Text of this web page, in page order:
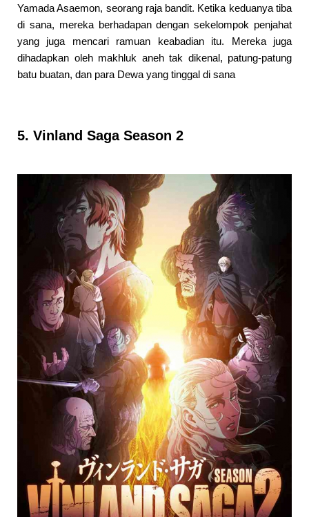
Yamada Asaemon, seorang raja bandit. Ketika keduanya tiba
di sana, mereka berhadapan dengan sekelompok penjahat
yang juga mencari ramuan keabadian itu. Mereka juga
dihadapkan oleh makhluk aneh tak dikenal, patung-patung
batu buatan, dan para Dewa yang tinggal di sana
5. Vinland Saga Season 2